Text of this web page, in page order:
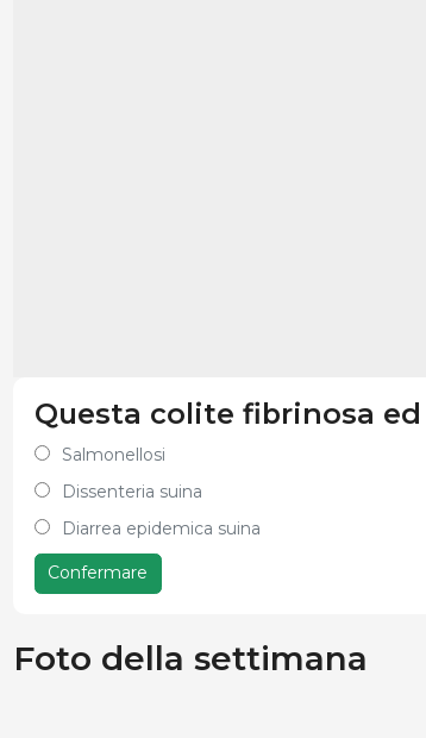
Questa colite fibrinosa
Salmonellosi
Dissenteria suina
Diarrea epidemica suina
Confermare
Foto della settimana